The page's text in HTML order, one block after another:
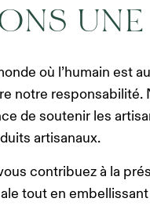
où l’humain est
notre responsabilité.
de soutenir les
artisanaux.
contribuez à la
tout en